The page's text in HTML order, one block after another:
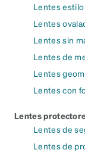
Lentes estilo
Lentes
Lentes sin
Lentes de
Lentes
Lentes con
Lentes
Lentes de
Lentes de